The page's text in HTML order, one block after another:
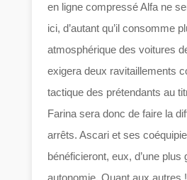
en ligne compressé Alfa ne
ici, d’autant qu’il consomme
atmosphérique des voitures
exigera deux ravitaillements
tactique des prétendants au
Farina sera donc de faire la
arrêts. Ascari et ses
bénéficieront, eux, d’une plus